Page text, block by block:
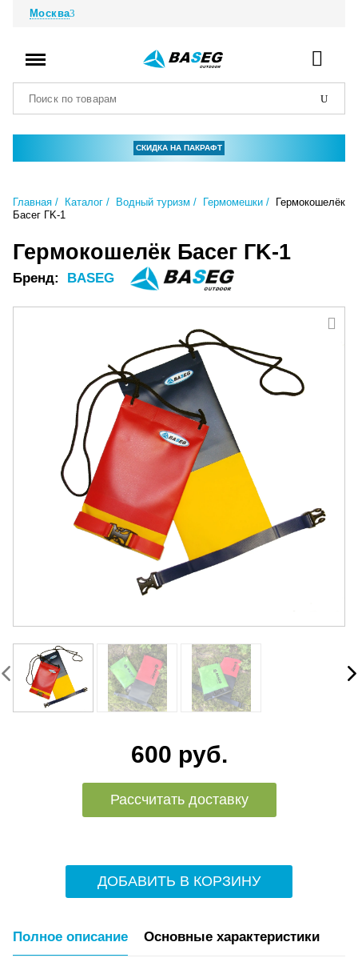
Москва
СКИДКА НА ПАКРАФТ
Главная Каталог Водный туризм Гермомешки
Гермокошелёк
Басег ГK-1
Гермокошелёк Басег ГK-1
Бренд: BASEG
600 руб.
Рассчитать доставку
ДОБАВИТЬ В КОРЗИНУ
Полное описание Основные характеристики